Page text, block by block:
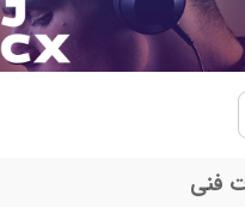
فنی